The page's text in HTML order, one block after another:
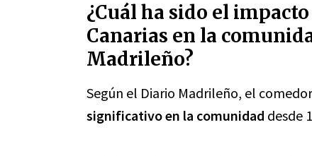
¿Cuál ha sido el
Canarias en la
Madrileño?
Según el Diario Madrileño, el
significativo en la comunidad desde